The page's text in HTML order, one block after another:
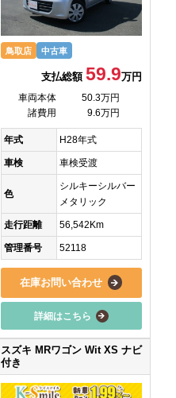
鳥取店 中古車
支払総額59.9万円
車両本体
50.3万円
諸費用
9.6万円
年式 H28年式
車検 車検受渡
色
シルキーシルバー
メタリック
走行距離 56,542Km
管理番号 52118
在庫お問い合わせ
詳細はこちら
スズキ MRワゴン Wit XS ナビ
付き